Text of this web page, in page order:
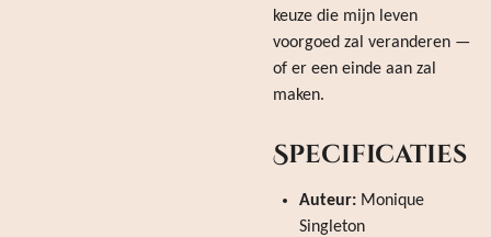
keuze die mijn leven
voorgoed zal veranderen —
of er een einde aan zal
maken.
Specificaties
Auteur: Monique
Singleton